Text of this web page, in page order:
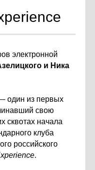
электронной
и Ника
один из первых
свою
сквотах начала
клуба
российского
.